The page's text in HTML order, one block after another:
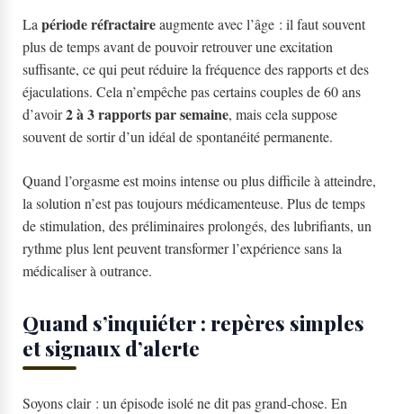
La période réfractaireaugmente avec l’âge : il faut souvent
plus de temps avant de pouvoir retrouver une excitation
suffisante, ce qui peut réduire la fréquence des rapports et des
éjaculations. Cela n’empêche pas certains couples de 60 ans
d’avoir2 à 3 rapports par semaine, mais cela suppose
souvent de sortir d’un idéal de spontanéité permanente.
Quand l’orgasme est moins intense ou plus difficile à atteindre,
la solution n’est pas toujours médicamenteuse. Plus de temps
de stimulation, des préliminaires prolongés, des lubrifiants, un
rythme plus lent peuvent transformer l’expérience sans la
médicaliser à outrance.
Quand s’inquiéter : repères simples
et signaux d’alerte
Soyons clair : un épisode isolé ne dit pas grand-chose. En